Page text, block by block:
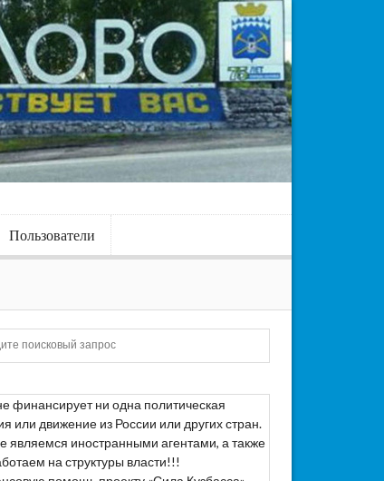
Пользователи
финансирует ни одна политическая
или движение из России или других стран.
являемся иностранными агентами, а также
на структуры власти!!!